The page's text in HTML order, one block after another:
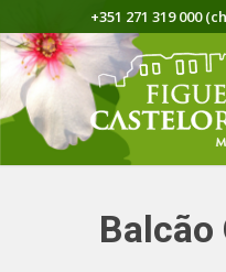
+351 271 319 000
Balcão